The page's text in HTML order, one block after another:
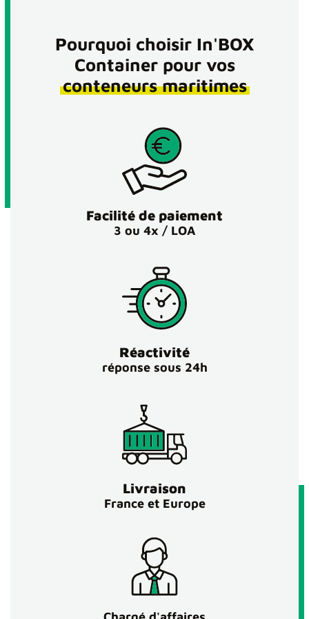
Pourquoi choisir In'BOX
Container pour vos
conteneurs maritimes
Facilité de paiement
3 ou 4x / LOA
Réactivité
réponse sous 24h
Livraison
France et Europe